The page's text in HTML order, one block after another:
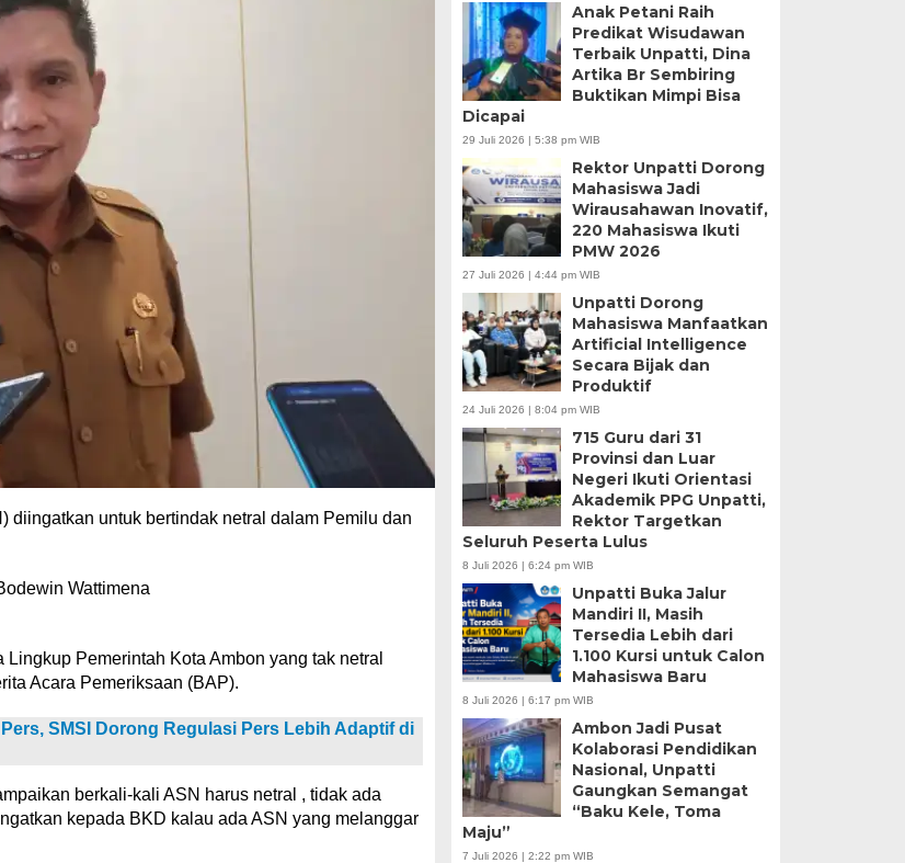
diingatkan untuk bertindak netral dalam Pemilu dan
Wattimena
Pemerintah Kota Ambon yang tak netral
Acara Pemeriksaan (BAP).
SMSI Dorong Regulasi Pers Lebih Adaptif di
berkali-kali ASN harus netral , tidak ada
kepada BKD kalau ada ASN yang melanggar
Anak Petani Raih
Predikat Wisudawan
Terbaik Unpatti, Dina
Artika Br Sembiring
Buktikan Mimpi Bisa
Dicapai
29 Juli 2026 | 5:38 pm WIB
Rektor Unpatti Dorong
Mahasiswa Jadi
Wirausahawan Inovatif,
220 Mahasiswa Ikuti
PMW 2026
27 Juli 2026 | 4:44 pm WIB
Unpatti Dorong
Mahasiswa Manfaatkan
Artificial Intelligence
Secara Bijak dan
Produktif
24 Juli 2026 | 8:04 pm WIB
715 Guru dari 31
Provinsi dan Luar
Negeri Ikuti Orientasi
Akademik PPG Unpatti,
Rektor Targetkan
Seluruh Peserta Lulus
8 Juli 2026 | 6:24 pm WIB
Unpatti Buka Jalur
Mandiri II, Masih
Tersedia Lebih dari
1.100 Kursi untuk Calon
Mahasiswa Baru
8 Juli 2026 | 6:17 pm WIB
Ambon Jadi Pusat
Kolaborasi Pendidikan
Nasional, Unpatti
Gaungkan Semangat
“Baku Kele, Toma
Maju”
7 Juli 2026 | 2:22 pm WIB